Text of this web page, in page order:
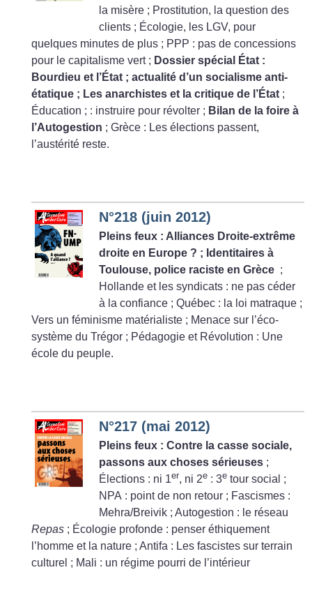
la misère ; Prostitution, la question des
clients ; Écologie, les LGV, pour
quelques minutes de plus ; PPP : pas de concessions
pour le capitalisme vert ; Dossier spécial État :
Bourdieu et l’État ; actualité d’un socialisme anti-
étatique ; Les anarchistes et la critique de l’État ;
Éducation ; : instruire pour révolter ; Bilan de la foire à
l’Autogestion ; Grèce : Les élections passent,
l’austérité reste.
N°218 (juin 2012)
Pleins feux : Alliances Droite-extrême
droite en Europe ? ; Identitaires à
Toulouse, police raciste en Grèce ;
Hollande et les syndicats : ne pas céder
à la confiance ; Québec : la loi matraque ;
Vers un féminisme matérialiste ; Menace sur l’éco-
système du Trégor ; Pédagogie et Révolution : Une
école du peuple.
N°217 (mai 2012)
Pleins feux : Contre la casse sociale,
passons aux choses sérieuses ;
Élections : ni 1er, ni 2e : 3e tour social ;
NPA : point de non retour ; Fascismes :
Mehra/Breivik ; Autogestion : le réseau
Repas ; Écologie profonde : penser éthiquement
l’homme et la nature ; Antifa : Les fascistes sur terrain
culturel ; Mali : un régime pourri de l’intérieur